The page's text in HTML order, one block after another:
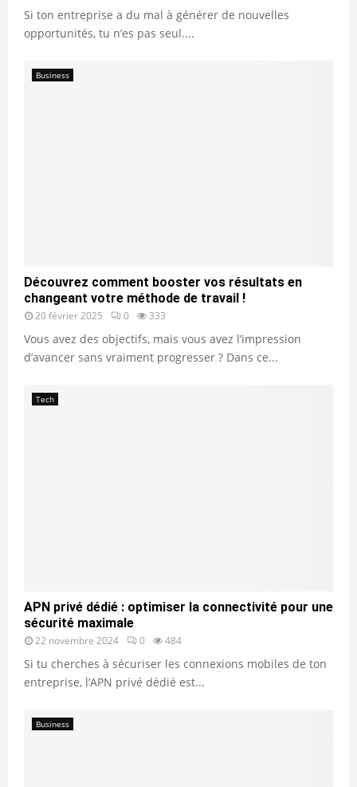
Si ton entreprise a du mal à générer de nouvelles
opportunités, tu n’es pas seul....
Business
Découvrez comment booster vos résultats en
changeant votre méthode de travail !
20 février 2025 0 333
Vous avez des objectifs, mais vous avez l’impression
d’avancer sans vraiment progresser ? Dans ce...
Tech
APN privé dédié : optimiser la connectivité pour une
sécurité maximale
22 novembre 2024 0 484
Si tu cherches à sécuriser les connexions mobiles de ton
entreprise, l’APN privé dédié est...
Business